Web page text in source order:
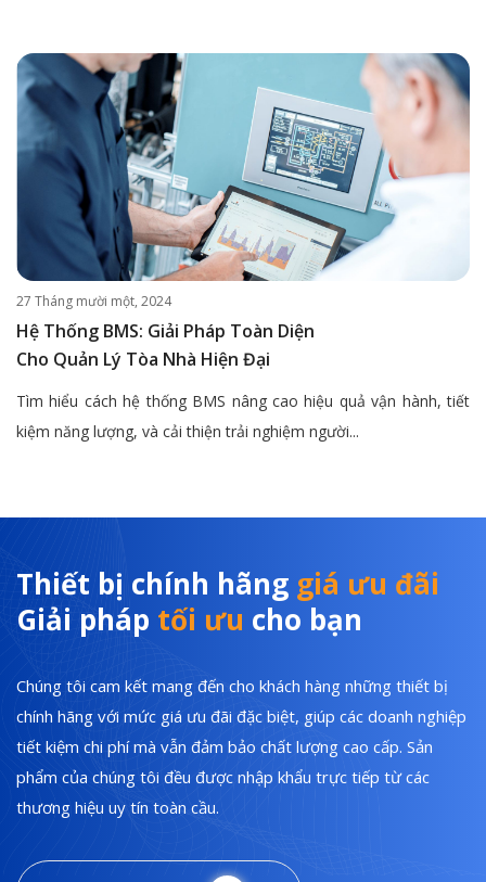
27 Tháng mười một, 2024
Hệ Thống BMS: Giải Pháp Toàn Diện
Cho Quản Lý Tòa Nhà Hiện Đại
Tìm hiểu cách hệ thống BMS nâng cao hiệu quả vận hành, tiết
kiệm năng lượng, và cải thiện trải nghiệm người...
Thiết bị chính hãng giá ưu đãi
Giải pháp tối ưu cho bạn
Chúng tôi cam kết mang đến cho khách hàng những thiết bị
chính hãng với mức giá ưu đãi đặc biệt, giúp các doanh nghiệp
tiết kiệm chi phí mà vẫn đảm bảo chất lượng cao cấp. Sản
phẩm của chúng tôi đều được nhập khẩu trực tiếp từ các
thương hiệu uy tín toàn cầu.